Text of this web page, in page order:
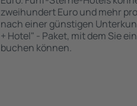
zweihundert Euro und mehr
nach einer günstigen
+ Hotel" - Paket, mit dem Sie
buchen können.